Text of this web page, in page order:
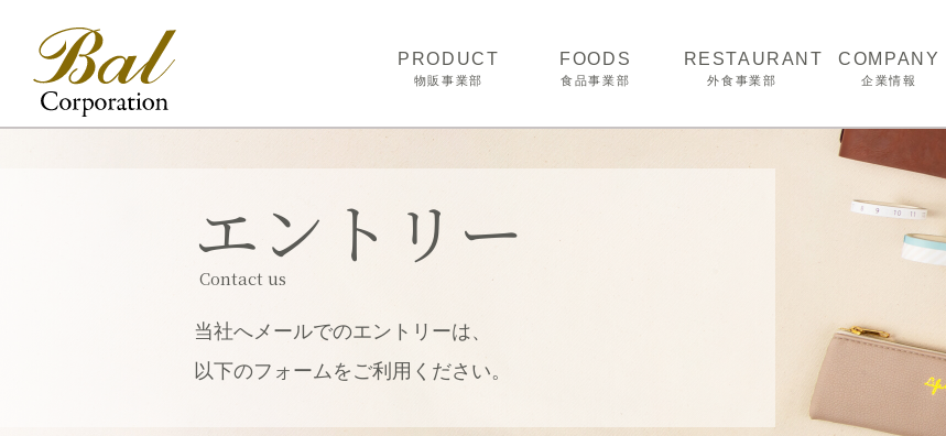
PRODUCT
物販事業部
自社物流センター
FOODS
食品事業部
取扱商品
RESTAURANT
外食事業部
COMPANY
企業情報
会社概要
沿革
事業所案内
エントリー
Contact us
当社へメールでのエントリーは、
以下のフォームをご利用ください。